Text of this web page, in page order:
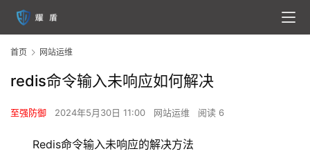
首页 网站运维
redis命令输入未响应如何解决
至强防御 2024年5月30日 11:00 网站运维 阅读 6
Redis命令输入未响应的解决方法